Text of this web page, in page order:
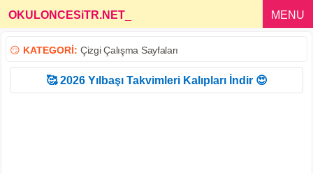
OKULONCESiTR.NET MENU
😏 KATEGORİ: Çizgi Çalışma Sayfaları
🥰 2026 Yılbaşı Takvimleri Kalıpları İndir 😍